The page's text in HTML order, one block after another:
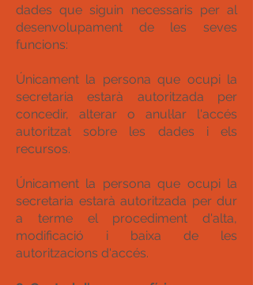
dades que siguin necessaris per al
desenvolupament de les seves
funcions:
Únicament la persona que ocupi la
secretaria estarà autoritzada per
concedir, alterar o anul·lar l'accés
autoritzat sobre les dades i els
recursos.
Únicament la persona que ocupi la
secretaria estarà autoritzada per dur
a terme el procediment d'alta,
modificació i baixa de les
autoritzacions d'accés.